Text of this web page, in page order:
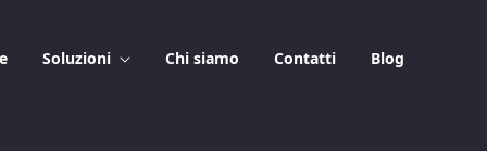
Soluzioni Chi siamo Contatti Blog